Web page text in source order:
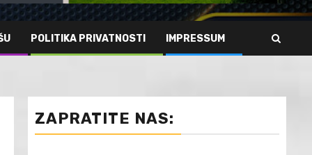
POLITIKA PRIVATNOSTI IMPRESSUM
ZAPRATITE NAS: